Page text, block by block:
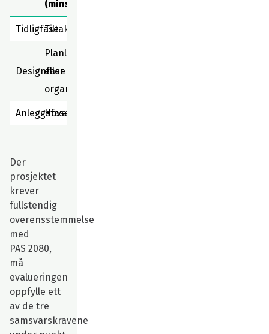
(minstekrav)
TidligfaseTiltakshaver
Designfase
Planlegging/prosjekteringsgruppen
eller
organisasjon(er)
AnleggsfaseHovedentreprenør
Der
prosjektet
krever
fullstendig
overensstemmelse
med
PAS 2080,
må
evalueringen
oppfylle ett
av de tre
samsvarskravene